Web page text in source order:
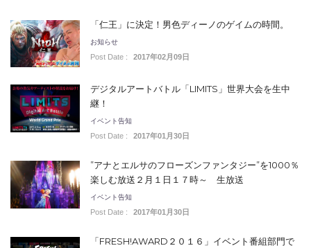
「仁王」に決定！男色ディーノのゲイムの時間。
お知らせ
Post Date : 2017年02月09日
デジタルアートバトル「LIMITS」世界大会を生中
継！
イベント告知
Post Date : 2017年01月30日
”アナとエルサのフローズンファンタジー”を1000％
楽しむ放送２月１日１７時～ 生放送
イベント告知
Post Date : 2017年01月30日
「FRESH!AWARD２０１６」イベント番組部門で